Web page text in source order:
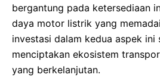
bergantung pada ketersediaan
daya motor listrik yang
investasi dalam kedua aspek
menciptakan ekosistem
yang berkelanjutan.